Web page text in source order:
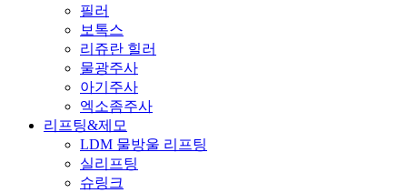
필러
보톡스
리쥬란 힐러
물광주사
아기주사
엑소좀주사
리프팅&제모
LDM 물방울 리프팅
실리프팅
슈링크